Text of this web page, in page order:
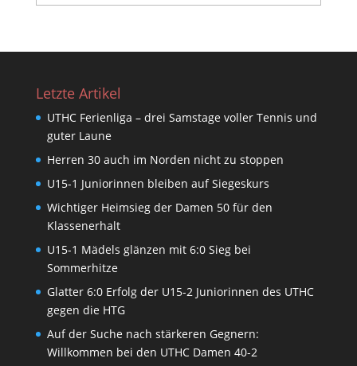
Letzte Artikel
UTHC Ferienliga – drei Samstage voller Tennis und
guter Laune
Herren 30 auch im Norden nicht zu stoppen
U15-1 Juniorinnen bleiben auf Siegeskurs
Wichtiger Heimsieg der Damen 50 für den
Klassenerhalt
U15-1 Mädels glänzen mit 6:0 Sieg bei
Sommerhitze
Glatter 6:0 Erfolg der U15-2 Juniorinnen des UTHC
gegen die HTG
Auf der Suche nach stärkeren Gegnern:
Willkommen bei den UTHC Damen 40-2